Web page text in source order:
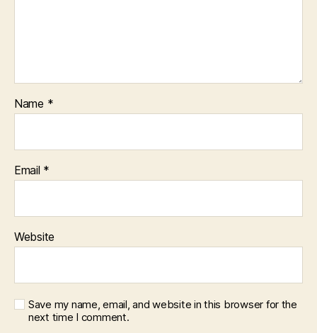
Name *
Email *
Website
Save my name, email, and website in this browser for the
next time I comment.